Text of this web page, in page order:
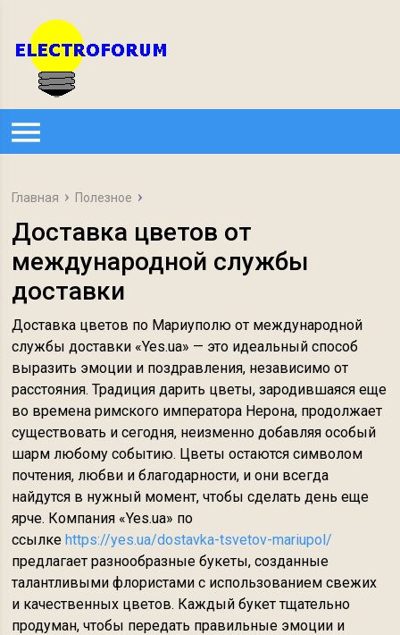
Главная Полезное
Доставка цветов от
международной службы
доставки
Доставка цветов по Мариуполю от международной
службы доставки «Yes.ua» — это идеальный способ
выразить эмоции и поздравления, независимо от
расстояния. Традиция дарить цветы, зародившаяся еще
во времена римского императора Нерона, продолжает
существовать и сегодня, неизменно добавляя особый
шарм любому событию. Цветы остаются символом
почтения, любви и благодарности, и они всегда
найдутся в нужный момент, чтобы сделать день еще
ярче. Компания «Yes.ua» по
ссылкеhttps://yes.ua/dostavka-tsvetov-mariupol/
предлагает разнообразные букеты, созданные
талантливыми флористами с использованием свежих
и качественных цветов. Каждый букет тщательно
продуман, чтобы передать правильные эмоции и